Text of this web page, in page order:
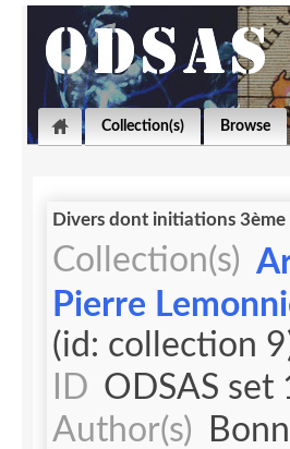
Collection(s) Browse
Divers dont initiations 3ème
Collection(s)
Pierre
(id: collection
ID ODSAS set
Author(s)